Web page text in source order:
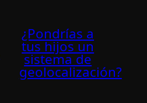
¿Pondrí­as a
tus hijos un
sistema de
geolocalización?